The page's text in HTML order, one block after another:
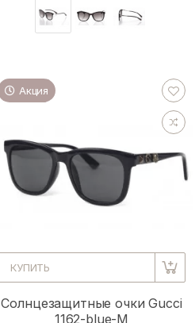
Акция
КУПИТЬ
Солнцезащитные очки Gucci
1162-blue-M